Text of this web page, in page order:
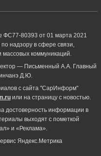
80393 от 01 марта 2021
надзору в сфере связи,
коммуникаций.
— Письменный А.А. Главный
Д.Ю.
с сайта "СарИнформ"
или на страницу с новостью.
достоверность информации в
выходят с пометкой
и «Реклама».
Яндекс.Метрика